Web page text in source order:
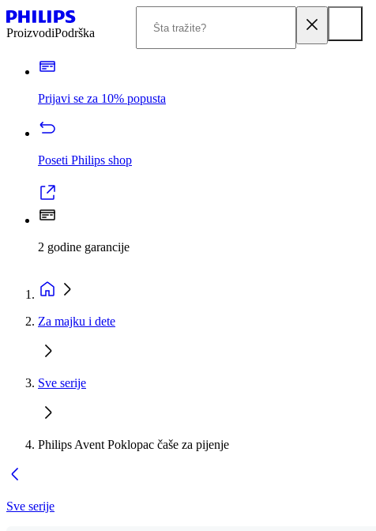
ProizvodiPodrška
Prijavi se za 10% popusta
Poseti Philips shop
2 godine garancije
Za majku i dete
Sve serije
Philips Avent Poklopac čaše za pijenje
Sve serije